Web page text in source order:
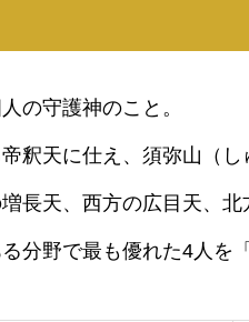
の守護神のこと。
釈天に仕え、須弥山（
長天、西方の広目天、北
分野で最も優れた4人を